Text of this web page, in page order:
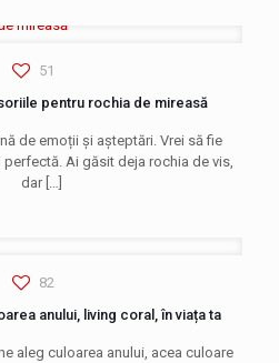
51
pentru rochia de mireasă
de emoții și așteptări. Vrei să fie
Ai găsit deja rochia de vis,
dar[…]
82
anului, living coral, în viața ta
aleg culoarea anului, acea culoare